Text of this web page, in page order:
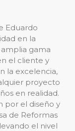
Eduardo
en la
gama
el cliente y
la excelencia,
proyecto
en realidad.
por el diseño y
de Reformas
el nivel